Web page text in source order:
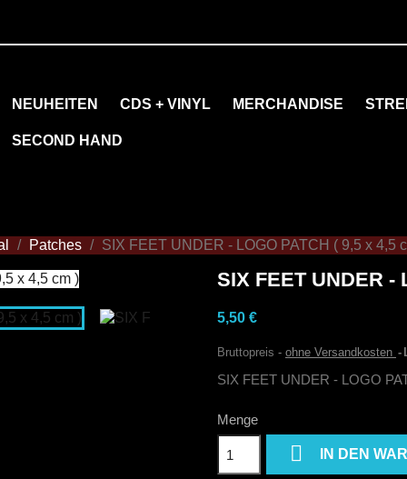
NEUHEITEN CDS + VINYL MERCHANDISE
SECOND HAND
Patches SIX FEET UNDER - LOGO PATCH ( 9,5 x 4,5
SIX FEET UNDER -
5,50 €
Bruttopreis ohne Versandkosten
SIX FEET UNDER - LOGO
Menge
 IN DEN